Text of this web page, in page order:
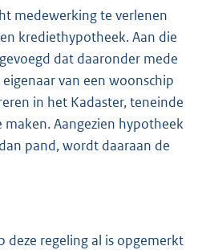
medewerking te verlenen
krediethypotheek. Aan die
dat daaronder mede
van een woonschip
in het Kadaster, teneinde
Aangezien hypotheek
pand, wordt daaraan de
deze regeling al is opgemerkt